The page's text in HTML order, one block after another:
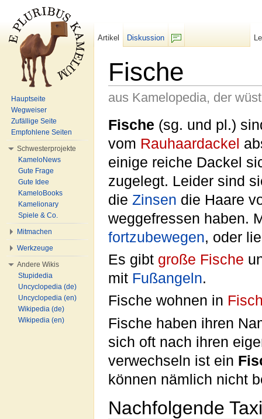
Fische
aus Kamelopedia, der
Fische (sg. und pl.)
vom Rauhaardackel
einige reiche Dackel
zugelegt. Leider sind
die Zinsen die Haare
weggefressen haben.
fortzubewegen, oder
Es gibt große Fische
mit Fußangeln.
Fische wohnen in
Fische haben ihren
sich oft nach ihren
verwechseln ist ein
können nämlich nicht
Nachfolgende
Artikel
Diskussion
Hauptseite
Wegweiser
Zufällige Seite
Empfohlene Seiten
Schwesterprojekte
KameloNews
Gute Frage
Gute Idee
KameloBooks
Kamelionary
Spiele & Co.
Mitmachen
Werkzeuge
Andere Wikis
Stupidedia
Uncyclopedia (de)
Uncyclopedia (en)
Wikipedia (de)
Wikipedia (en)